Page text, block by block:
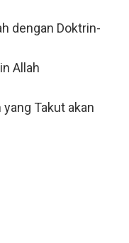
dengan Doktrin-
Allah
Takut akan